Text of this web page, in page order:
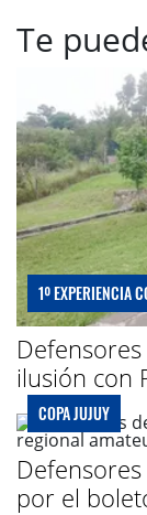
Te
1º EXPERIENCIA
ilusión con
COPA JUJUY
por el